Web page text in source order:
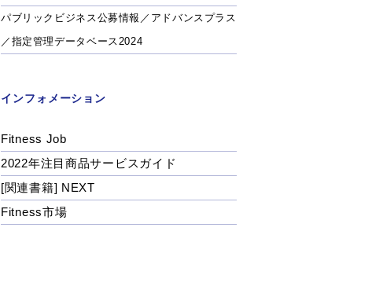
パブリックビジネス公募情報／アドバンスプラス
／指定管理データベース2024
インフォメーション
Fitness Job
2022年注目商品サービスガイド
[関連書籍] NEXT
Fitness市場